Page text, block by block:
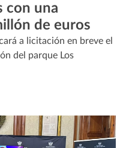
con una
de euros
a licitación en breve el
del parque Los